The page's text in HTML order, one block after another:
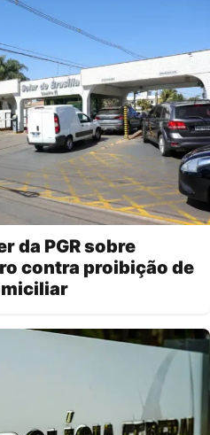
da PGR sobre
contra proibição de